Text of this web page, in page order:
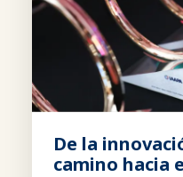
De la
camino hacia